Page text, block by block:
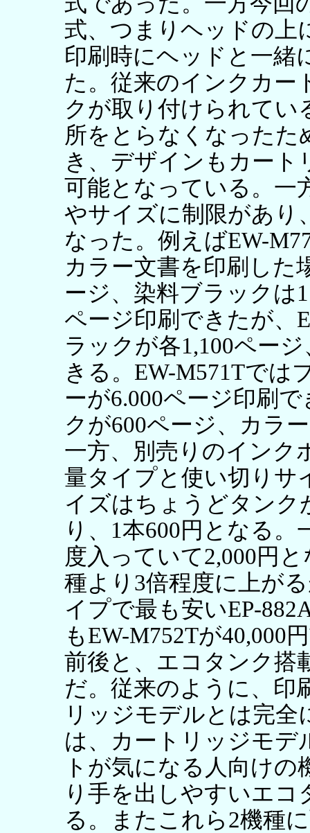
式、つまりヘッドの上
印刷時にヘッドと一緒
た。従来のインクカー
クが取り付けられてい
所をとらなくなったた
き、デザインもカー
可能となっている。一
やサイズに制限があり
なった。例えばEW-
カラー文書を印刷した
ージ、染料ブラックは
ページ印刷できたが、
ラックが各1,100ペー
きる。EW-M571Tでは
ーが6.000ページ印刷
クが600ページ、カラ
一方、別売りのインク
量タイプと使い切りサ
イズはちょうどタン
り、1本600円となる
度入っていて2,000円
種より3倍程度に上が
イプで最も安いEP-
もEW-M752Tが40,000
前後と、エコタンク搭
だ。従来のように、印
リッジモデルとは完
は、カートリッジモデ
トが気になる人向け
り手を出しやすいエ
る。またこれら2機種